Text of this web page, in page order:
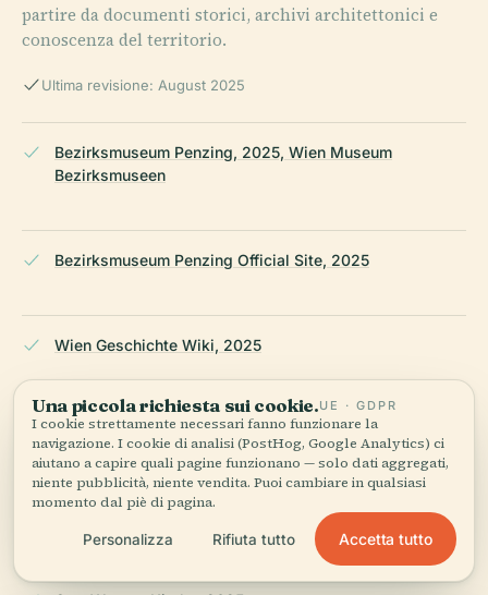
partire da documenti storici, archivi architettonici e
conoscenza del territorio.
Ultima revisione: August 2025
Bezirksmuseum Penzing, 2025, Wien Museum
Bezirksmuseen
Bezirksmuseum Penzing Official Site, 2025
Wien Geschichte Wiki, 2025
Klimt Foundation, 2025
Vienna City Administration, 2025
Una piccola richiesta sui cookie.UE · GDPR
I cookie strettamente necessari fanno funzionare la
navigazione. I cookie di analisi (PostHog, Google Analytics) ci
aiutano a capire quali pagine funzionano — solo dati aggregati,
niente pubblicità, niente vendita. Puoi cambiare in qualsiasi
momento dal piè di pagina.
Personalizza Rifiuta tutto Accetta tutto